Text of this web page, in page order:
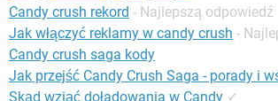
Candy crush rekord - Najlepszą odpowiedź
Jak włączyć reklamy w candy crush -
Candy crush saga kody
Jak przejść Candy Crush Saga - porady i
Skąd wziąć doładowania w Candy ✓